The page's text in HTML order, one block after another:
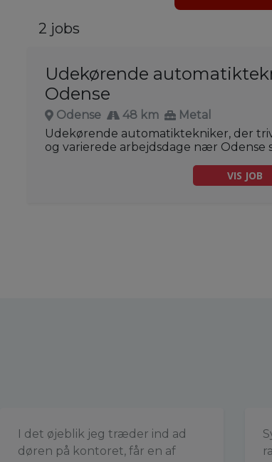
2 jobs
Udekørende
Odense
Odense 48 km
Metal
Udekørende automatiktekniker, der
og varierede arbejdsdage nær Odense
VIS JOB
I det øjeblik jeg træder ind ad
døren på kontoret, får en af